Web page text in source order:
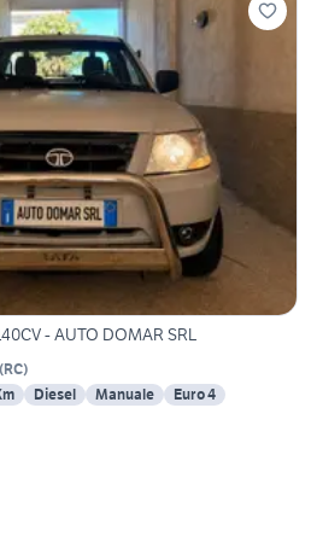
- AUTO DOMAR SRL
(RC)
Diesel Manuale Euro 4